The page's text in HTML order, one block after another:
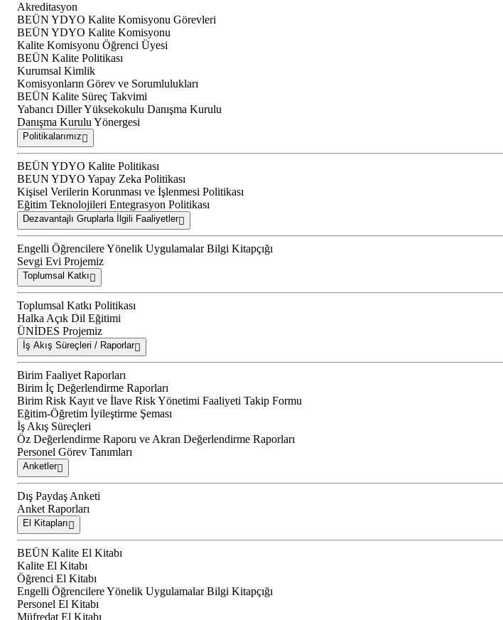
Akreditasyon
BEÜN YDYO Kalite Komisyonu Görevleri
BEÜN YDYO Kalite Komisyonu
Kalite Komisyonu Öğrenci Üyesi
BEÜN Kalite Politikası
Kurumsal Kimlik
Komisyonların Görev ve Sorumlulukları
BEÜN Kalite Süreç Takvimi
Yabancı Diller Yüksekokulu Danışma Kurulu
Danışma Kurulu Yönergesi
Politikalarımız
BEÜN YDYO Kalite Politikası
BEUN YDYO Yapay Zeka Politikası
Kişisel Verilerin Korunması ve İşlenmesi Politikası
Eğitim Teknolojileri Entegrasyon Politikası
Dezavantajlı Gruplarla İlgili Faaliyetler
Engelli Öğrencilere Yönelik Uygulamalar Bilgi Kitapçığı
Sevgi Evi Projemiz
Toplumsal Katkı
Toplumsal Katkı Politikası
Halka Açık Dil Eğitimi
ÜNİDES Projemiz
İş Akış Süreçleri / Raporlar
Birim Faaliyet Raporları
Birim İç Değerlendirme Raporları
Birim Risk Kayıt ve İlave Risk Yönetimi Faaliyeti Takip Formu
Eğitim-Öğretim İyileştirme Şeması
İş Akış Süreçleri
Öz Değerlendirme Raporu ve Akran Değerlendirme Raporları
Personel Görev Tanımları
Anketler
Dış Paydaş Anketi
Anket Raporları
El Kitapları
BEÜN Kalite El Kitabı
Kalite El Kitabı
Öğrenci El Kitabı
Engelli Öğrencilere Yönelik Uygulamalar Bilgi Kitapçığı
Personel El Kitabı
Müfredat El Kitabı